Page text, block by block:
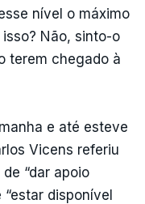
nível o máximo
Não, sinto-o
terem chegado à
e até esteve
Vicens referiu
“dar apoio
disponível